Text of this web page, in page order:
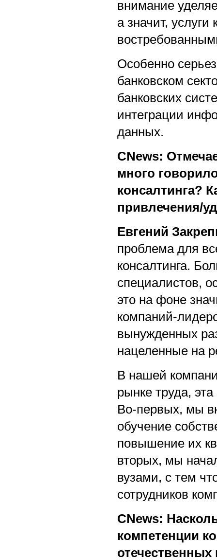
внимание
а значит, услуги
Особенно
банковском
банковских
интеграции
данных.
CNews:
много
консалтинга?
привлечения/
Евгений
проблема для
консалтинга.
специалистов,
это на фоне
компаний-
вынужденных
нацеленные на
В нашей
рынке труда,
Во-первых, мы
обучение
повышение их
вторых, мы
вузами, с тем
сотрудников
CNews:
компетенции
отечественных